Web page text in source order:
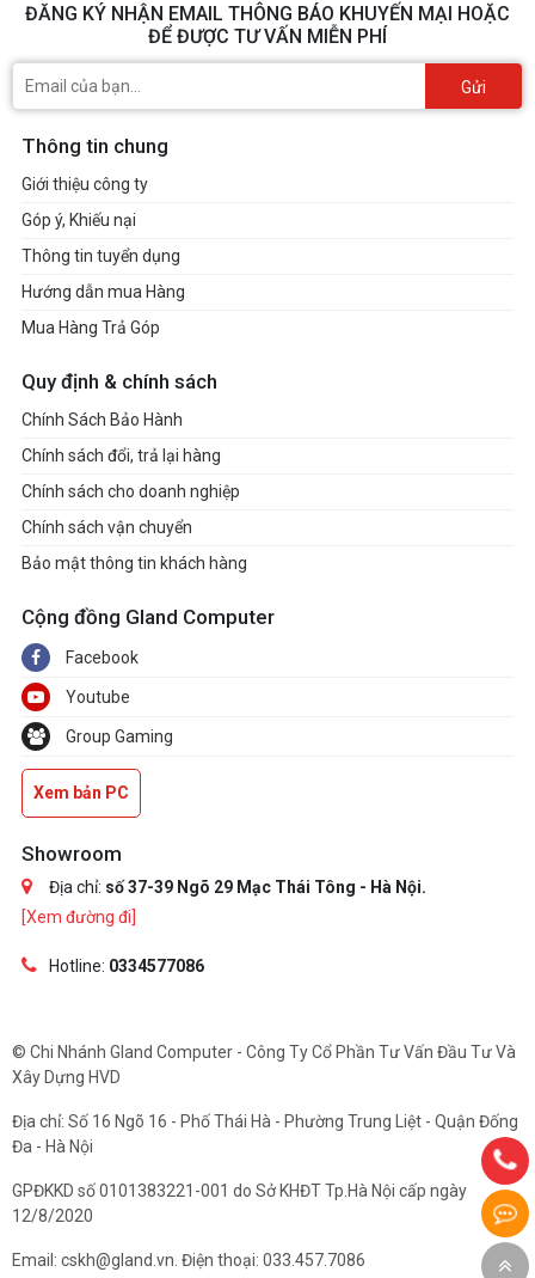
ĐĂNG KÝ NHẬN EMAIL THÔNG BÁO KHUYẾN MẠI HOẶC
ĐỂ ĐƯỢC TƯ VẤN MIỄN PHÍ
Gửi
Thông tin chung
Giới thiệu công ty
Góp ý, Khiếu nại
Thông tin tuyển dụng
Hướng dẫn mua Hàng
Mua Hàng Trả Góp
Quy định & chính sách
Chính Sách Bảo Hành
Chính sách đổi, trả lại hàng
Chính sách cho doanh nghiệp
Chính sách vận chuyển
Bảo mật thông tin khách hàng
Cộng đồng Gland Computer
Facebook
Youtube
Group Gaming
Xem bản PC
Showroom
Địa chỉ: số 37-39 Ngõ 29 Mạc Thái Tông - Hà Nội.
[Xem đường đi]
Hotline: 0334577086
© Chi Nhánh Gland Computer - Công Ty Cổ Phần Tư Vấn Đầu Tư Và
Xây Dựng HVD
Địa chỉ: Số 16 Ngõ 16 - Phố Thái Hà - Phường Trung Liệt - Quận Đống
Đa - Hà Nội
GPĐKKD số 0101383221-001 do Sở KHĐT Tp.Hà Nội cấp ngày
12/8/2020
Email: cskh@gland.vn. Điện thoại: 033.457.7086